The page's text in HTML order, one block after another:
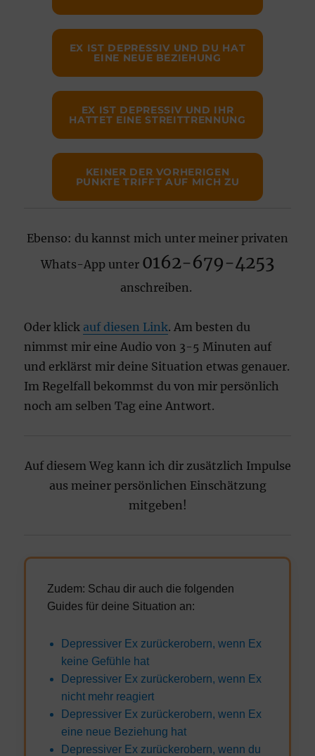
EX IST DEPRESSIV UND DU HAT
EINE NEUE BEZIEHUNG
EX IST DEPRESSIV UND IHR
HATTET EINE STREITTRENNUNG
KEINER DER VORHERIGEN
PUNKTE TRIFFT AUF MICH ZU
Ebenso: du kannst mich unter meiner privaten
Whats-App unter 0162-679-4253
anschreiben.
Oder klick auf diesen Link. Am besten du
nimmst mir eine Audio von 3-5 Minuten auf
und erklärst mir deine Situation etwas genauer.
Im Regelfall bekommst du von mir persönlich
noch am selben Tag eine Antwort.
Auf diesem Weg kann ich dir zusätzlich Impulse
aus meiner persönlichen Einschätzung
mitgeben!
Zudem: Schau dir auch die folgenden
Guides für deine Situation an:
Depressiver Ex zurückerobern, wenn Ex
keine Gefühle hat
Depressiver Ex zurückerobern, wenn Ex
nicht mehr reagiert
Depressiver Ex zurückerobern, wenn Ex
eine neue Beziehung hat
Depressiver Ex zurückerobern, wenn du